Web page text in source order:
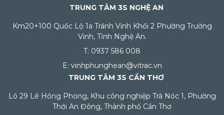
TRUNG TÂM 3S NGHỆ AN
Km20+100 Quốc Lộ 1a Tránh Vinh Khối 2 Phường Trường
Vinh, Tỉnh Nghệ An.
T: 0937 586 008
E: vinhphunghean@vitrac.vn
TRUNG TÂM 3S CẦN THƠ
Lô 29 Lê Hồng Phong, Khu công nghiệp Trà Nóc 1, Phường
Thới An Đông, Thành phố Cần Thơ